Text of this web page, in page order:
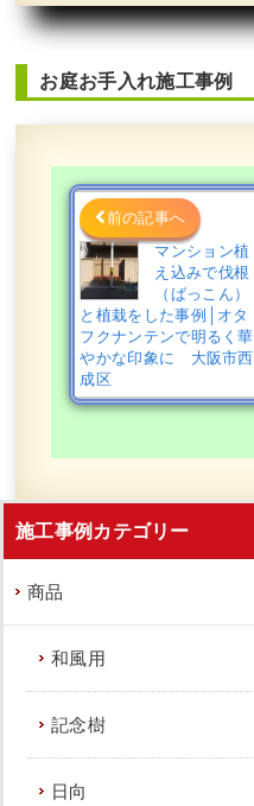
お庭お手入れ施工事例
前の記事へ
マンション植
え込みで伐根
（ばっこん）
と植栽をした事例│オタ
フクナンテンで明るく華
やかな印象に 大阪市西
成区
施工事例カテゴリー
商品
和風用
記念樹
日向